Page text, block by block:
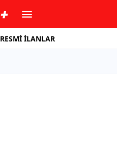
RESMİ İLANLAR